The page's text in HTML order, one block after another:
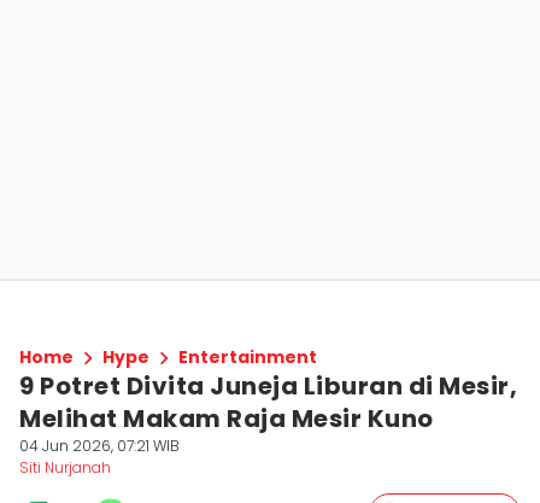
Home Hype Entertainment
9 Potret Divita Juneja Liburan di Mesir,
Melihat Makam Raja Mesir Kuno
04 Jun 2026, 07:21 WIB
Siti Nurjanah